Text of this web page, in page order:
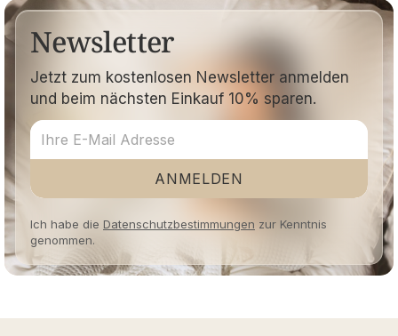
Newsletter
Jetzt zum kostenlosen Newsletter anmelden
und beim nächsten Einkauf 10% sparen.
ANMELDEN
Ich habe die Datenschutzbestimmungen zur Kenntnis
genommen.